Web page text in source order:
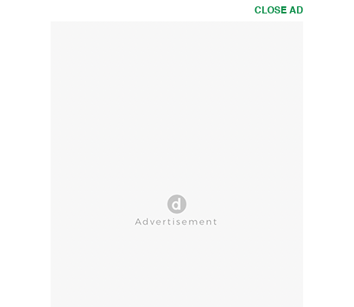
CLOSE AD